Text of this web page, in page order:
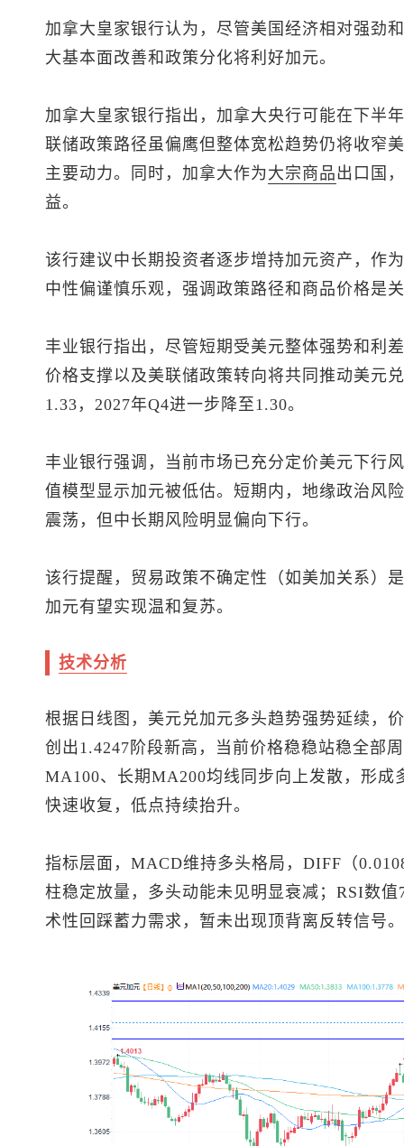
加拿大皇家银行认为，尽管美国经济相对强劲
大基本面改善和政策分化将利好加元。
加拿大皇家银行指出，加拿大央行可能在下半
联储政策路径虽偏鹰但整体宽松趋势仍将收窄
主要动力。同时，加拿大作为大宗商品出口国
益。
该行建议中长期投资者逐步增持加元资产，作
中性偏谨慎乐观，强调政策路径和商品价格是
丰业银行指出，尽管短期受美元整体强势和利
价格支撑以及美联储政策转向将共同推动美元
1.33，2027年Q4进一步降至1.30。
丰业银行强调，当前市场已充分定价美元下行
值模型显示加元被低估。短期内，地缘政治风
震荡，但中长期风险明显偏向下行。
该行提醒，贸易政策不确定性（如美加关系）
加元有望实现温和复苏。
技术分析
根据日线图， 美元兑加元多头趋势强势延续，
创出1.4247阶段新高，当前价格稳稳站稳全部
MA100、长期MA200均线同步向上发散，形
快速收复，低点持续抬升。
指标层面，MACD维持多头格局，DIFF（
柱稳定放量，多头动能未见明显衰减；RSI数
术性回踩蓄力需求，暂未出现顶背离反转信号。